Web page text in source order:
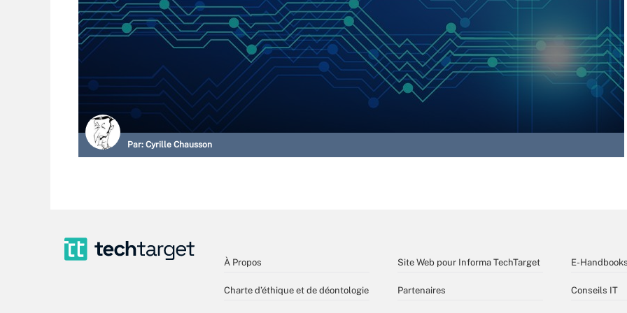
Par: Cyrille Chausson
À Propos
Charte d’éthique et de déontologie
Site Web pour Informa TechTarget
Partenaires
E-
Conseils IT